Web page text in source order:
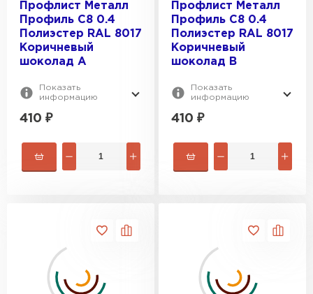
Профлист Металл
Профиль C8 0.4
Полиэстер RAL 8017
Коричневый
шоколад A
Показать
информацию
410 ₽
Профлист Металл
Профиль C8 0.4
Полиэстер RAL 8017
Коричневый
шоколад B
Показать
информацию
410 ₽